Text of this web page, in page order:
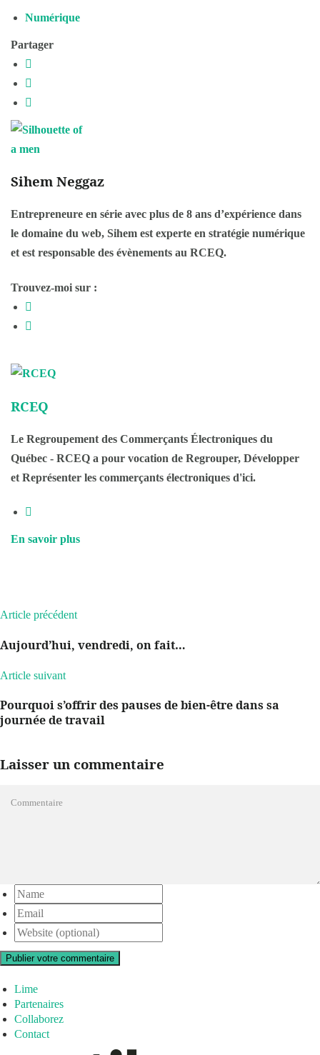
Numérique
Partager
Sihem Neggaz
Entrepreneure en série avec plus de 8 ans d’expérience dans
le domaine du web, Sihem est experte en stratégie numérique
et est responsable des évènements au RCEQ.
Trouvez-moi sur :
RCEQ
Le Regroupement des Commerçants Électroniques du
Québec - RCEQ a pour vocation de Regrouper, Développer
et Représenter les commerçants électroniques d'ici.
En savoir plus
Article précédent
Aujourd’hui, vendredi, on fait…
Article suivant
Pourquoi s’offrir des pauses de bien-être dans sa
journée de travail
Laisser un commentaire
Publier votre commentaire
Lime
Partenaires
Collaborez
Contact